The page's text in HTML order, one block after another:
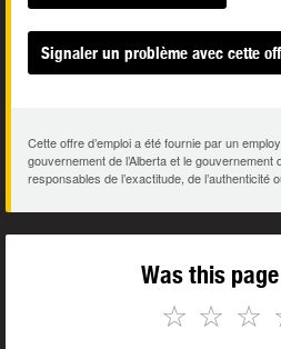
Signaler un problème avec cette
Cette offre d’emploi a été fournie par un
gouvernement de l’Alberta et le gouvernement
responsables de l’exactitude, de l’authenticité
Was this
☆
☆
☆